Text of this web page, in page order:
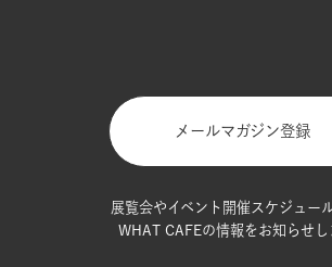
メールマガジン登録
展覧会やイベント開催スケジュール
WHAT CAFEの情報をお知らせし